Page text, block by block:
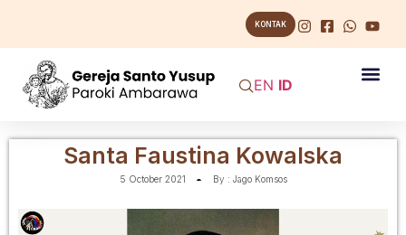
KONTAK
EN ID
Santa Faustina Kowalska
5 October 2021 By : Jago Komsos